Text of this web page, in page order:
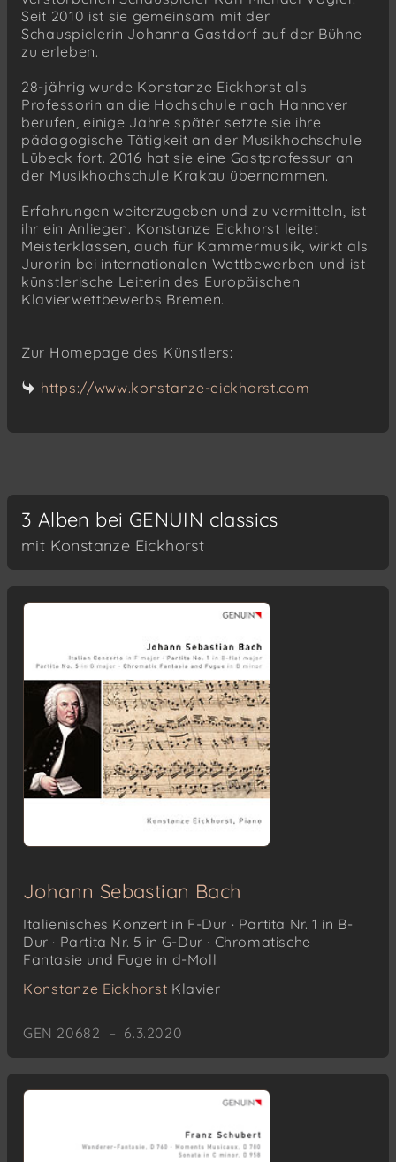
Seit 2010 ist sie gemeinsam mit der
Schauspielerin Johanna Gastdorf auf der Bühne
zu erleben.
28-jährig wurde Konstanze Eickhorst als
Professorin an die Hochschule nach Hannover
berufen, einige Jahre später setzte sie ihre
pädagogische Tätigkeit an der Musikhochschule
Lübeck fort. 2016 hat sie eine Gastprofessur an
der Musikhochschule Krakau übernommen.
Erfahrungen weiterzugeben und zu vermitteln, ist
ihr ein Anliegen. Konstanze Eickhorst leitet
Meisterklassen, auch für Kammermusik, wirkt als
Jurorin bei internationalen Wettbewerben und ist
künstlerische Leiterin des Europäischen
Klavierwettbewerbs Bremen.
Zur Homepage des Künstlers:
https://www.konstanze-eickhorst.com
3 Alben bei GENUIN classics
mit Konstanze Eickhorst
Johann Sebastian Bach
Italienisches Konzert in F-Dur · Partita Nr. 1 in B-
Dur · Partita Nr. 5 in G-Dur · Chromatische
Fantasie und Fuge in d-Moll
Konstanze Eickhorst Klavier
GEN 20682 – 6.3.2020